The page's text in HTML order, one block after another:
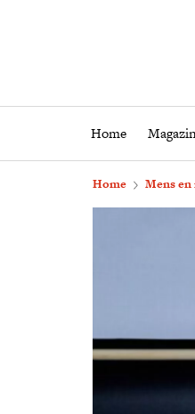
Home
Home Mens